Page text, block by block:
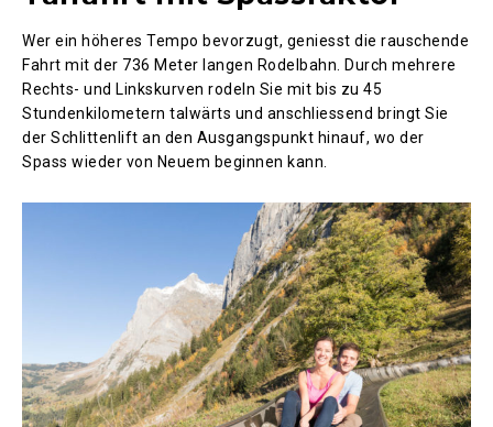
Wer ein höheres Tempo bevorzugt, geniesst die rauschende
Fahrt mit der 736 Meter langen Rodelbahn. Durch mehrere
Rechts- und Linkskurven rodeln Sie mit bis zu 45
Stundenkilometern talwärts und anschliessend bringt Sie
der Schlittenlift an den Ausgangspunkt hinauf, wo der
Spass wieder von Neuem beginnen kann.